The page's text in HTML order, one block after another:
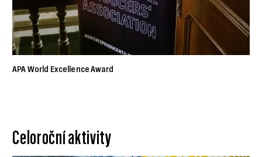
APA World Excellence Award
Celoroční aktivity